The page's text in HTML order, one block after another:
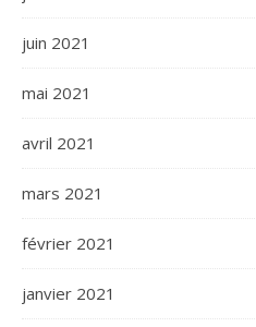
juin 2021
mai 2021
avril 2021
mars 2021
février 2021
janvier 2021